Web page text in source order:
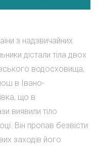
з надзвичайних
дістали тіла двох
водосховища,
в Івано-
що в
виявили тіло
Він пропав безвісти
заходів його